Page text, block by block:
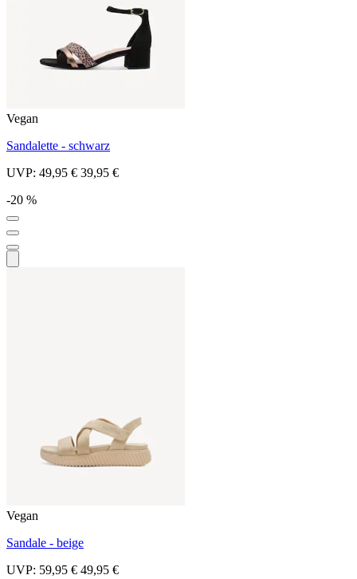
Vegan
Sandalette - schwarz
UVP: 49,95 € 39,95 €
-20 %
Vegan
Sandale - beige
UVP: 59,95 € 49,95 €